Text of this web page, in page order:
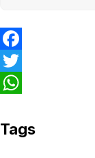
F
a
e
T
ih
Tags